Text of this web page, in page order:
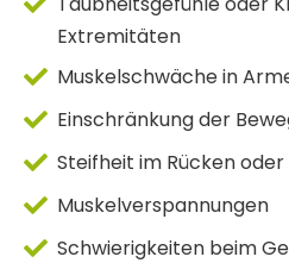
Extremitäten
Muskelschwäche in
Einschränkung der
Steifheit im Rücken
Muskelverspannungen
Schwierigkeiten beim